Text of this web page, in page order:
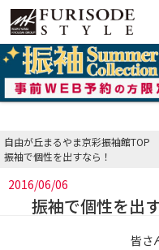
自由が丘まるやま京彩振袖館TOP
振袖で個性を出すなら！
2016/06/06
振袖で個性を出
皆さ